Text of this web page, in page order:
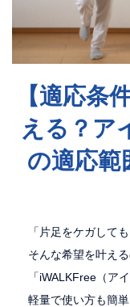
【適応条
える？ア
の適応範
「片足をケガして
そんな希望を叶え
「iWALKFree（ア
軽量で使い方も簡